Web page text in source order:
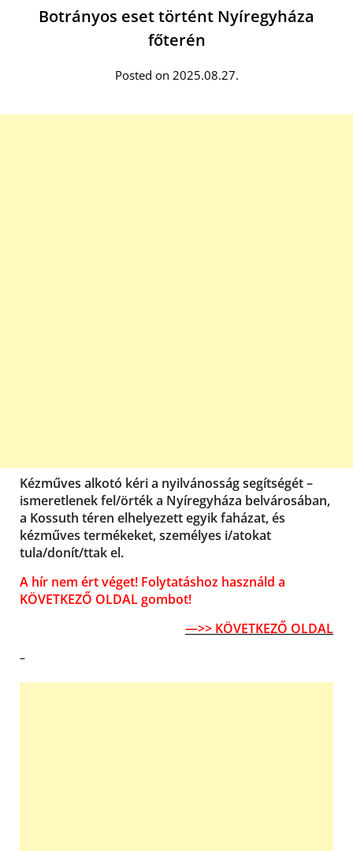
Botrányos eset történt Nyíregyháza
főterén
Posted on 2025.08.27.
Kézműves alkotó kéri a nyilvánosság segítségét –
ismeretlenek fel/örték a Nyíregyháza belvárosában,
a Kossuth téren elhelyezett egyik faházat, és
kézműves termékeket, személyes i/atokat
tula/donít/ttak el.
A hír nem ért véget! Folytatáshoz használd a
KÖVETKEZŐ OLDAL gombot!
—>> KÖVETKEZŐ OLDAL
–